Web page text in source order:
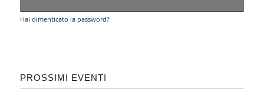
Hai dimenticato la password?
PROSSIMI EVENTI